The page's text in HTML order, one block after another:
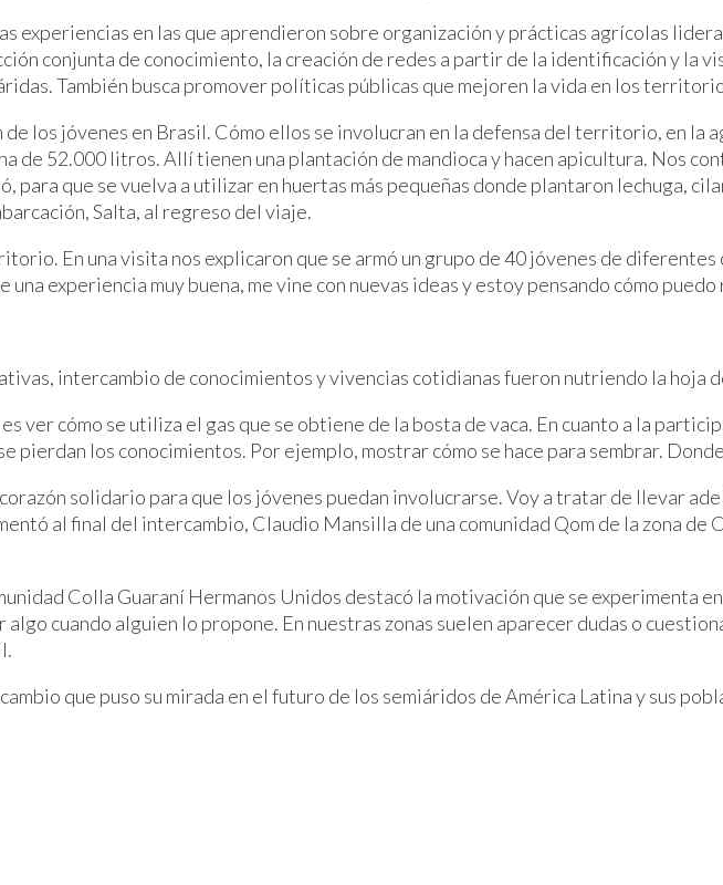
en las que aprendieron sobre organización y prácticas agrícolas
conjunta de conocimiento, la creación de redes a partir de la identificación y la
También busca promover políticas públicas que mejoren la vida en los
los jóvenes en Brasil. Cómo ellos se involucran en la defensa del territorio, en la
de 52.000 litros. Allí tienen una plantación de mandioca y hacen apicultura. Nos
para que se vuelva a utilizar en huertas más pequeñas donde plantaron lechuga,
Salta, al regreso del viaje.
En una visita nos explicaron que se armó un grupo de 40 jóvenes de
experiencia muy buena, me vine con nuevas ideas y estoy pensando cómo puedo
intercambio de conocimientos y vivencias cotidianas fueron nutriendo la hoja
ver cómo se utiliza el gas que se obtiene de la bosta de vaca. En cuanto a la
pierdan los conocimientos. Por ejemplo, mostrar cómo se hace para sembrar.
solidario para que los jóvenes puedan involucrarse. Voy a tratar de llevar
al final del intercambio, Claudio Mansilla de una comunidad Qom de la zona de
Colla Guaraní Hermanos Unidos destacó la motivación que se experimenta
algo cuando alguien lo propone. En nuestras zonas suelen aparecer dudas o
que puso su mirada en el futuro de los semiáridos de América Latina y sus